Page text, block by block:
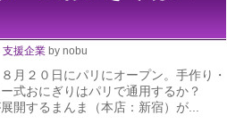
支援企業 by nobu
月２０日にパリにオープン。手作り・
式おにぎりはパリで通用するか？
開するまんま（本店：新宿）が...